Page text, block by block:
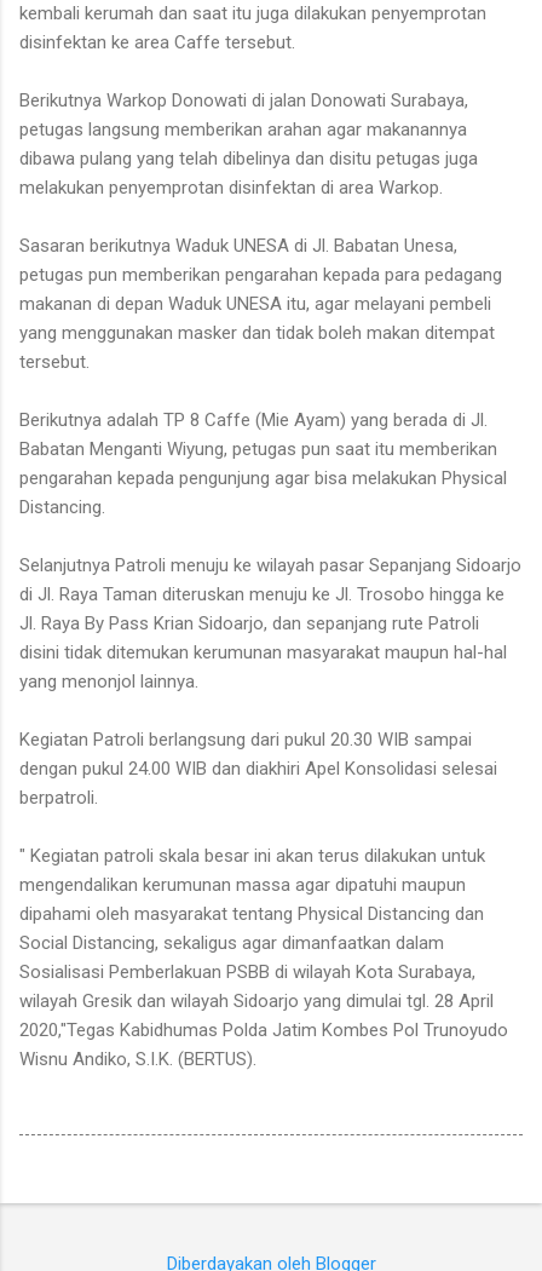
kembali kerumah dan saat itu juga dilakukan penyemprotan
disinfektan ke area Caffe tersebut.
Berikutnya Warkop Donowati di jalan Donowati Surabaya,
petugas langsung memberikan arahan agar makanannya
dibawa pulang yang telah dibelinya dan disitu petugas juga
melakukan penyemprotan disinfektan di area Warkop.
Sasaran berikutnya Waduk UNESA di Jl. Babatan Unesa,
petugas pun memberikan pengarahan kepada para pedagang
makanan di depan Waduk UNESA itu, agar melayani pembeli
yang menggunakan masker dan tidak boleh makan ditempat
tersebut.
Berikutnya adalah TP 8 Caffe (Mie Ayam) yang berada di Jl.
Babatan Menganti Wiyung, petugas pun saat itu memberikan
pengarahan kepada pengunjung agar bisa melakukan Physical
Distancing.
Selanjutnya Patroli menuju ke wilayah pasar Sepanjang Sidoarjo
di Jl. Raya Taman diteruskan menuju ke Jl. Trosobo hingga ke
Jl. Raya By Pass Krian Sidoarjo, dan sepanjang rute Patroli
disini tidak ditemukan kerumunan masyarakat maupun hal-hal
yang menonjol lainnya.
Kegiatan Patroli berlangsung dari pukul 20.30 WIB sampai
dengan pukul 24.00 WIB dan diakhiri Apel Konsolidasi selesai
berpatroli.
" Kegiatan patroli skala besar ini akan terus dilakukan untuk
mengendalikan kerumunan massa agar dipatuhi maupun
dipahami oleh masyarakat tentang Physical Distancing dan
Social Distancing, sekaligus agar dimanfaatkan dalam
Sosialisasi Pemberlakuan PSBB di wilayah Kota Surabaya,
wilayah Gresik dan wilayah Sidoarjo yang dimulai tgl. 28 April
2020,"Tegas Kabidhumas Polda Jatim Kombes Pol Trunoyudo
Wisnu Andiko, S.I.K. (BERTUS).
Diberdayakan oleh Blogger